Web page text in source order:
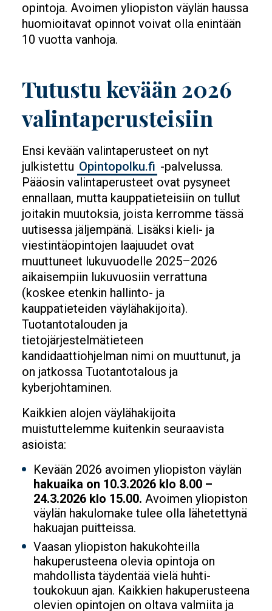
opintoja. Avoimen yliopiston väylän haussa
huomioitavat opinnot voivat olla enintään
10 vuotta vanhoja.
Tutustu kevään 2026
valintaperusteisiin
Ensi kevään valintaperusteet on nyt
julkistettu Opintopolku.fi -palvelussa.
Pääosin valintaperusteet ovat pysyneet
ennallaan, mutta kauppatieteisiin on tullut
joitakin muutoksia, joista kerromme tässä
uutisessa jäljempänä. Lisäksi kieli- ja
viestintäopintojen laajuudet ovat
muuttuneet lukuvuodelle 2025–2026
aikaisempiin lukuvuosiin verrattuna
(koskee etenkin hallinto- ja
kauppatieteiden väylähakijoita).
Tuotantotalouden ja
tietojärjestelmätieteen
kandidaattiohjelman nimi on muuttunut, ja
on jatkossa Tuotantotalous ja
kyberjohtaminen.
Kaikkien alojen väylähakijoita
muistuttelemme kuitenkin seuraavista
asioista:
Kevään 2026 avoimen yliopiston väylän
hakuaika on 10.3.2026 klo 8.00 –
24.3.2026 klo 15.00. Avoimen yliopiston
väylän hakulomake tulee olla lähetettynä
hakuajan puitteissa.
Vaasan yliopiston hakukohteilla
hakuperusteena olevia opintoja on
mahdollista täydentää vielä huhti-
toukokuun ajan. Kaikkien hakuperusteena
olevien opintojen on oltava valmiita ja